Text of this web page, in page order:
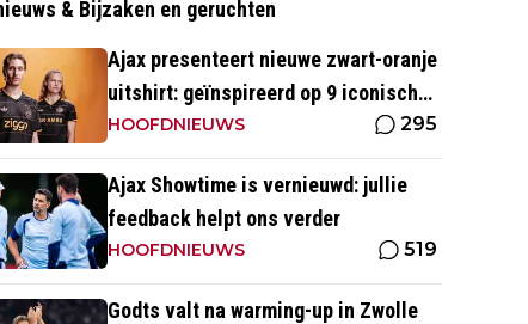
& Bijzaken en geruchten
Ajax presenteert nieuwe zwart-oranje
uitshirt: geïnspireerd op 9 iconische
momenten uit clubhistorie
HOOFDNIEUWS 295
Ajax Showtime is vernieuwd: jullie
feedback helpt ons verder
HOOFDNIEUWS 519
Godts valt na warming-up in Zwolle